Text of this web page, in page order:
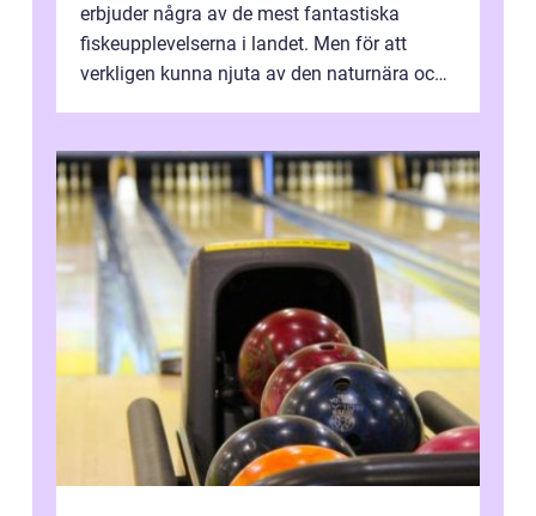
erbjuder några av de mest fantastiska
fiskeupplevelserna i landet. Men för att
verkligen kunna njuta av den naturnära och